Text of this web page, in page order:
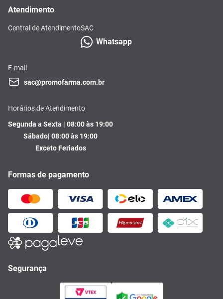
Atendimento
Central de AtendimentoSAC
Whatsapp
E-mail
sac@promofarma.com.br
Horários de Atendimento
Segunda a Sexta | 08:00 às 19:00
Sábado| 08:00 às 19:00
Exceto Feriados
Formas de pagamento
Segurança